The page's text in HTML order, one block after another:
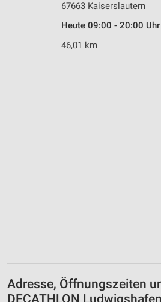
67663 Kaiserslautern
Heute 09:00 - 20:00 Uhr
46,01 km
Adresse, Öffnungszeiten